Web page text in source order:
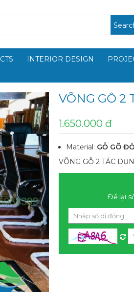
INTERIOR DESIGN
VÕNG GỖ 2
1.650.000 đ
Material: GỖ GÕ
VÕNG GỖ 2 TÁC
Để lại